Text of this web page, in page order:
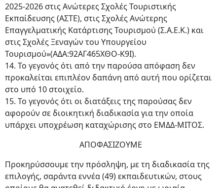
2025-2026 στις Ανώτερες Σχολές Τουριστικής
Εκπαίδευσης (ΑΣΤΕ), στις Σχολές Ανώτερης
Επαγγελματικής Κατάρτισης Τουρισμού (Σ.Α.Ε.Κ.) και
στις Σχολές Ξεναγών του Υπουργείου
Τουρισμού»(ΑΔΑ:92ΑΓ465ΧΘΟ-Κ9Ι).
14. Το γεγονός ότι από την παρούσα απόφαση δεν
προκαλείται επιπλέον δαπάνη από αυτή που ορίζεται
στο υπό 10 στοιχείο.
15. Το γεγονός ότι οι διατάξεις της παρούσας δεν
αφορούν σε διοικητική διαδικασία για την οποία
υπάρχει υποχρέωση καταχώρισης στο ΕΜΔΔ-ΜΙΤΟΣ.
ΑΠΟΦΑΣΙΖΟΥΜΕ
Προκηρύσσουμε την πρόσληψη, με τη διαδικασία της
επιλογής, σαράντα εννέα (49) εκπαιδευτικών, στους